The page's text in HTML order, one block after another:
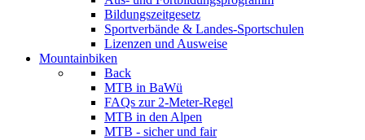
Bildungszeitgesetz
Sportverbände & Landes-Sportschulen
Lizenzen und Ausweise
Mountainbiken
Back
MTB in BaWü
FAQs zur 2-Meter-Regel
MTB in den Alpen
MTB - sicher und fair